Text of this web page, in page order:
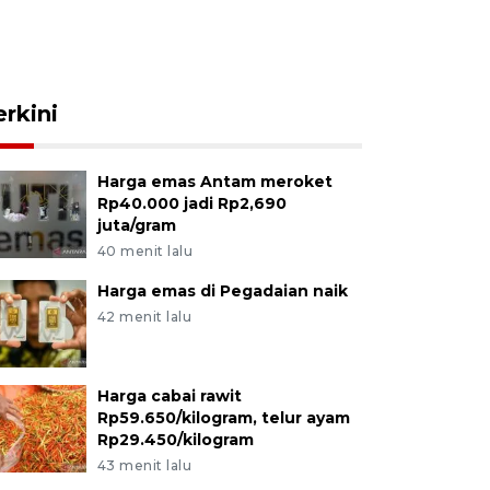
Harga emas Antam meroket
Rp40.000 jadi Rp2,690
juta/gram
40 menit lalu
Harga emas di Pegadaian naik
42 menit lalu
Harga cabai rawit
Rp59.650/kilogram, telur ayam
Rp29.450/kilogram
43 menit lalu